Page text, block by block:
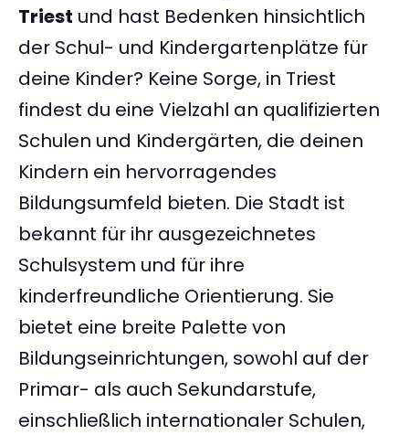
Triest und hast Bedenken hinsichtlich
der Schul- und Kindergartenplätze für
deine Kinder? Keine Sorge, in Triest
findest du eine Vielzahl an qualifizierten
Schulen und Kindergärten, die deinen
Kindern ein hervorragendes
Bildungsumfeld bieten. Die Stadt ist
bekannt für ihr ausgezeichnetes
Schulsystem und für ihre
kinderfreundliche Orientierung. Sie
bietet eine breite Palette von
Bildungseinrichtungen, sowohl auf der
Primar- als auch Sekundarstufe,
einschließlich internationaler Schulen,